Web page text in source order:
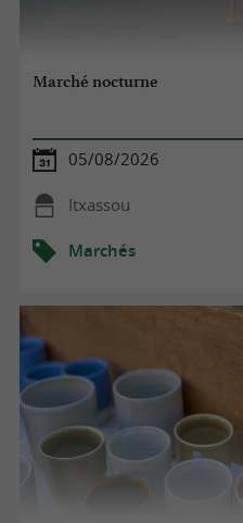
Marché nocturne
05/08/2026
Itxassou
Marchés